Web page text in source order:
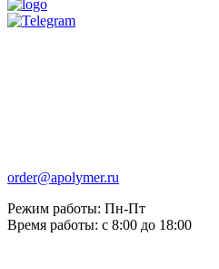
order@apolymer.ru
Режим работы: Пн-Пт
Время работы: с 8:00 до 18:00